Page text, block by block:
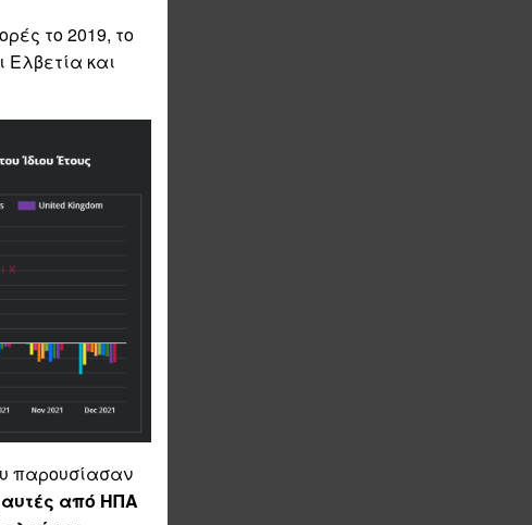
το 2019, το
Ελβετία και
παρουσίασαν
αυτές από ΗΠΑ